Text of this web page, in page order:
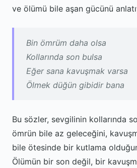
ve ölümü bile aşan gücünü
Bin ömrüm daha olsa
Kollarında son bulsa
Eğer sana kavuşmak varsa
Ölmek düğün gibidir bana
Bu sözler, sevgilinin kollarında
ömrün bile az geleceğini,
bile ötesinde bir kutlama
Ölümün bir son değil, bir